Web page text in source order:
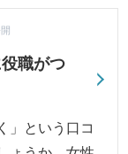
職がつ
」という口コ